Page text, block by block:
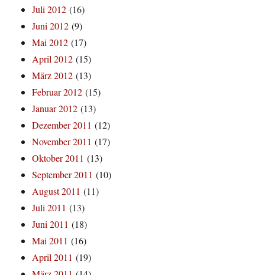
Juli 2012 (16)
Juni 2012 (9)
Mai 2012 (17)
April 2012 (15)
März 2012 (13)
Februar 2012 (15)
Januar 2012 (13)
Dezember 2011 (12)
November 2011 (17)
Oktober 2011 (13)
September 2011 (10)
August 2011 (11)
Juli 2011 (13)
Juni 2011 (18)
Mai 2011 (16)
April 2011 (19)